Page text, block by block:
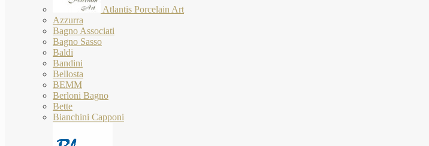
Atlantis Porcelain Art
Azzurra
Bagno Associati
Bagno Sasso
Baldi
Bandini
Bellosta
BEMM
Berloni Bagno
Bette
Bianchini Capponi